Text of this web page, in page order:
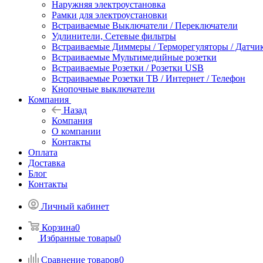
Наружняя электроустановка
Рамки для электроустановки
Встраиваемые Выключатели / Переключатели
Удлинители, Сетевые фильтры
Встраиваемые Диммеры / Терморегуляторы /
Встраиваемые Мультимедийные розетки
Встраиваемые Розетки / Розетки USB
Встраиваемые Розетки ТВ / Интернет / Телефон
Кнопочные выключатели
Компания
Назад
Компания
О компании
Контакты
Оплата
Доставка
Блог
Контакты
Личный кабинет
Корзина0
Избранные товары0
Сравнение товаров0